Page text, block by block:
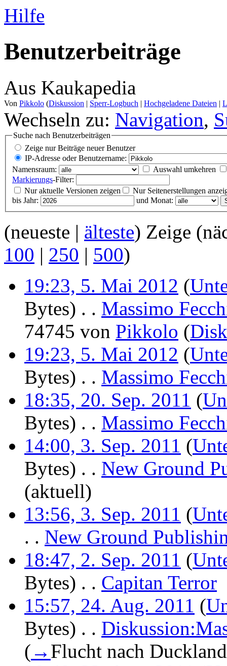
Hilfe
Benutzerbeiträge
Aus Kaukapedia
Von Pikkolo (Diskussion | Sperr-Logbuch | Hochgeladene Dateien |
Wechseln zu: Navigation,
Suche nach Benutzerbeiträgen
Zeige nur Beiträge neuer Benutzer
IP-Adresse oder Benutzername:
Namensraum:
Auswahl umkehren
Markierungs-Filter:
Nur aktuelle Versionen zeigen
Nur Seitenerstellungen
bis Jahr:
und Monat:
(neueste | älteste) Zeige
100 | 250 | 500)
19:23, 5. Mai 2012 (
Bytes) . . Massimo
74745 von Pikkolo (
19:23, 5. Mai 2012 (
Bytes) . . Massimo
18:35, 20. Sep. 2011 (
Bytes) . . Massimo
14:00, 3. Sep. 2011 (
Bytes) . . New Ground
(aktuell)
13:56, 3. Sep. 2011 (
. . New Ground
18:47, 2. Sep. 2011 (
Bytes) . . Capitan Terror
15:57, 24. Aug. 2011 (
Bytes) . .
( → Flucht nach Duckland